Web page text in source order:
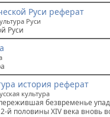
Руси реферат
Руси
Руси
история реферат
культура
пережившая безвременье
й половины XIV века вновь